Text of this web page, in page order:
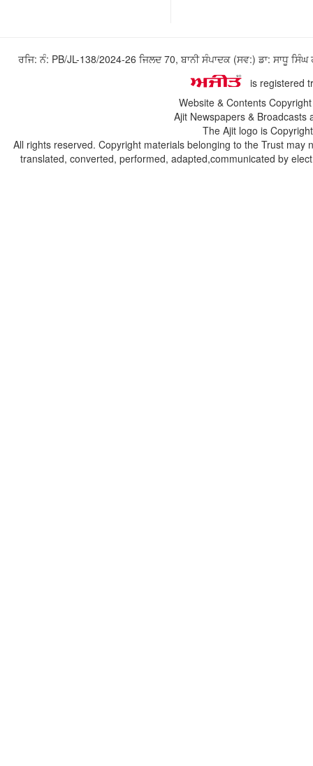
ਰਜਿ: ਨੰ: PB/JL-138/2024-26 ਜਿਲਦ 70, ਬਾਨੀ ਸੰਪਾਦਕ (ਸਵ:) ਡਾ: ਸਾਧੂ
is registered
Website & Contents
Ajit Newspapers &
The Ajit logo is
All rights reserved. Copyright materials belonging to the Trust
translated, converted, performed, adapted,communicated by